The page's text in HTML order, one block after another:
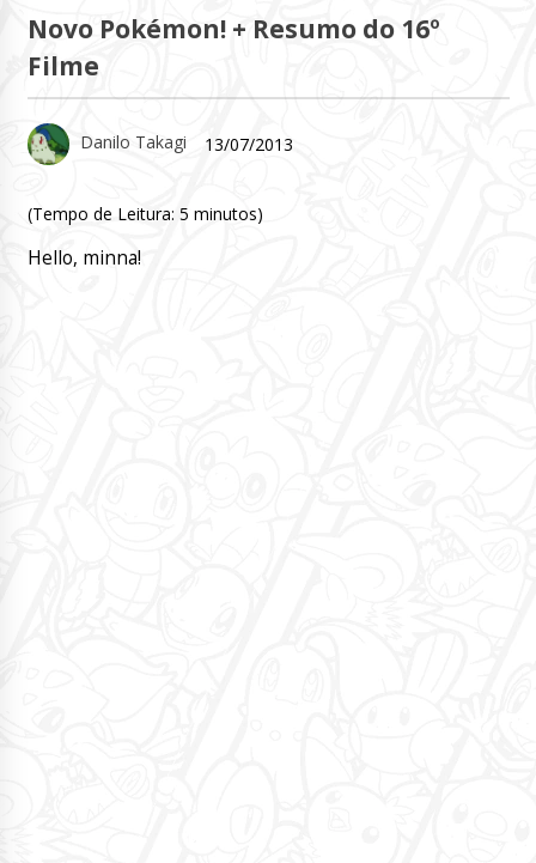
Novo Pokémon! + Resumo do 16º
Filme
Danilo Takagi 13/07/2013
(Tempo de Leitura: 5 minutos)
Hello, minna!